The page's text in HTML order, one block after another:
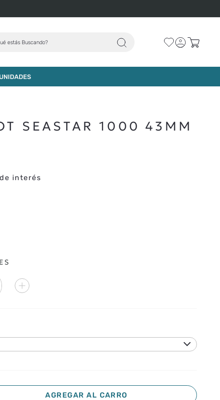
estás Buscando?
AGREGAR AL CARRO
SEASTAR 1000 43MM
interés
AGREGAR AL CARRO